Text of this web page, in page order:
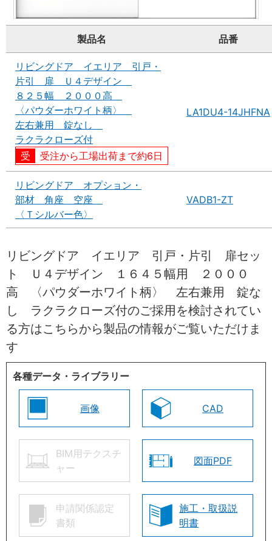
製品名 品番
リビングドア イエリア 引戸・
片引 扉 Ｕ４デザイン
８２５幅 ２０００高
〈パウダーホワイト柄〉
左右兼用 錠なし
ラクラクローズ付
受注から工場出荷まで約6日
LA1DU4-14JHFNA
リビングドア オプション・
部材 角座 空座
〈Ｔシルバー色〉
VADB1-ZT
リビングドア イエリア 引戸・片引 扉セッ
ト Ｕ４デザイン １６４５幅用 ２０００
高 〈パウダーホワイト柄〉 左右兼用 錠な
し ラクラクローズ付のご採用を検討されてい
る方はこちらから製品の情報がご覧いただけま
す
各種データ・ライブラリー
画像 CAD
BIM用テクスチ
ャー
図面PDF
申請関係認定
書類
施工・取扱説
明書